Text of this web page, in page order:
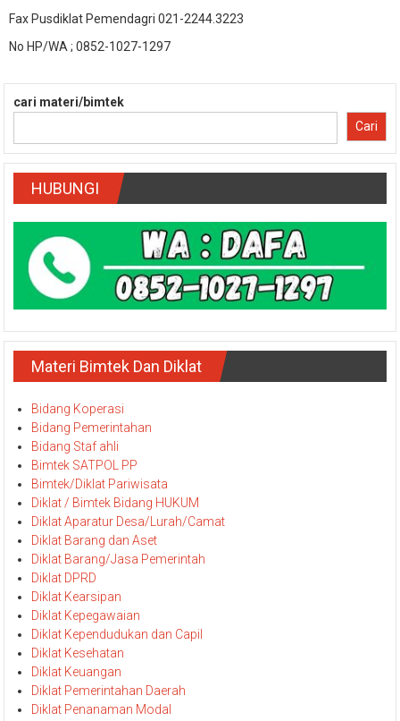
Fax Pusdiklat Pemendagri 021-2244.3223
No HP/WA ; 0852-1027-1297
cari materi/bimtek
Cari
HUBUNGI
Materi Bimtek Dan Diklat
Bidang Koperasi
Bidang Pemerintahan
Bidang Staf ahli
Bimtek SATPOL PP
Bimtek/Diklat Pariwisata
Diklat / Bimtek Bidang HUKUM
Diklat Aparatur Desa/Lurah/Camat
Diklat Barang dan Aset
Diklat Barang/Jasa Pemerintah
Diklat DPRD
Diklat Kearsipan
Diklat Kepegawaian
Diklat Kependudukan dan Capil
Diklat Kesehatan
Diklat Keuangan
Diklat Pemerintahan Daerah
Diklat Penanaman Modal